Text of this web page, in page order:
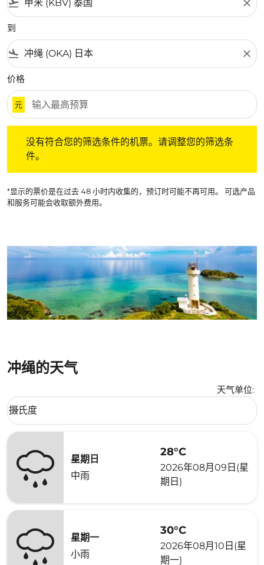
flight_takeoff close
到
flight_land close
价格
元
没有符合您的筛选条件的机票。请调整您的筛选条
件。
*显示的票价是在过去 48 小时内收集的，预订时可能不再可用。 可选产品
和服务可能会收取额外费用。
冲绳的天气
天气单位:
Weather unit option 摄氏度 Selected
摄氏度
keyboard_arrow_down
星期日
中雨
28°C
2026年08月09日(星
期日)
星期一
小雨
30°C
2026年08月10日(星
期一)